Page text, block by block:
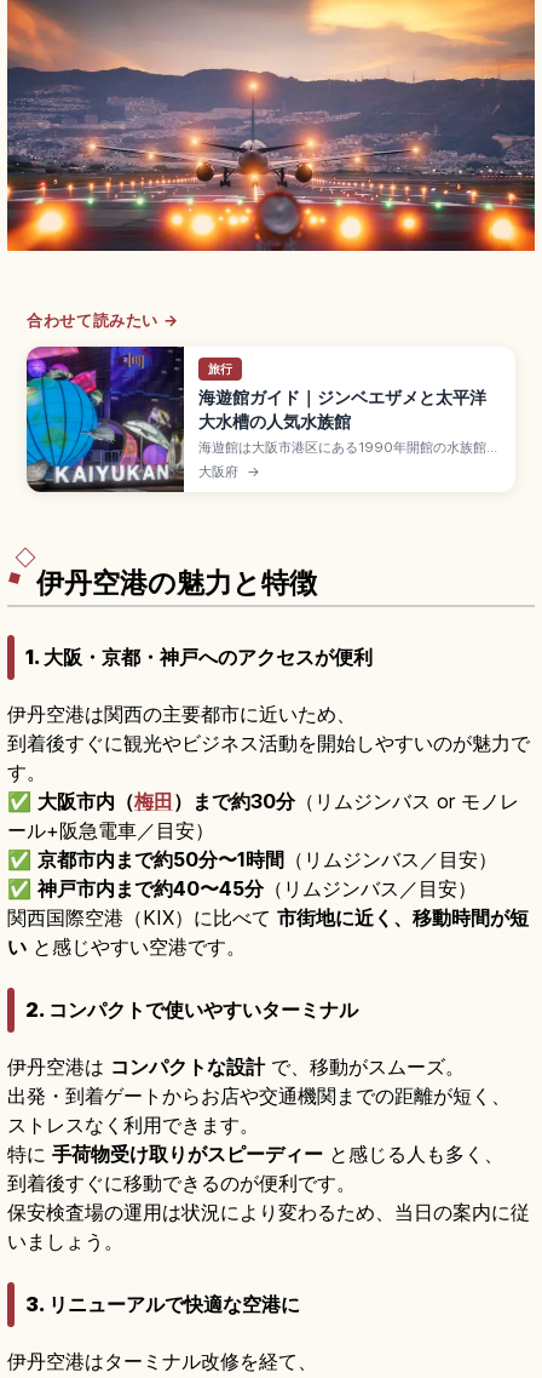
合わせて読みたい →
旅行
海遊館ガイド｜ジンベエザメと太平洋
大水槽の人気水族館
海遊館は大阪市港区にある1990年開館の水族館
で、約620種・約30,000点の生き物が見られる
環太平洋の海を再現した展示が魅力です。深9m・
大阪府 →
伊丹空港の魅力と特徴
1. 大阪・京都・神戸へのアクセスが便利
伊丹空港は関西の主要都市に近いため、
到着後すぐに観光やビジネス活動を開始しやすいのが魅力で
す。
✅ 大阪市内（梅田）まで約30分（リムジンバス or モノレ
ール+阪急電車／目安）
✅ 京都市内まで約50分〜1時間 （リムジンバス／目安）
✅神戸市内まで約40〜45分（リムジンバス／目安）
関西国際空港（KIX）に比べて 市街地に近く、移動時間が短
い と感じやすい空港です。
2. コンパクトで使いやすいターミナル
伊丹空港は コンパクトな設計で、移動がスムーズ。
出発・到着ゲートからお店や交通機関までの距離が短く、
ストレスなく利用できます。
特に 手荷物受け取りがスピーディー と感じる人も多く、
到着後すぐに移動できるのが便利です。
保安検査場の運用は状況により変わるため、当日の案内に従
いましょう。
3. リニューアルで快適な空港に
伊丹空港はターミナル改修を経て、